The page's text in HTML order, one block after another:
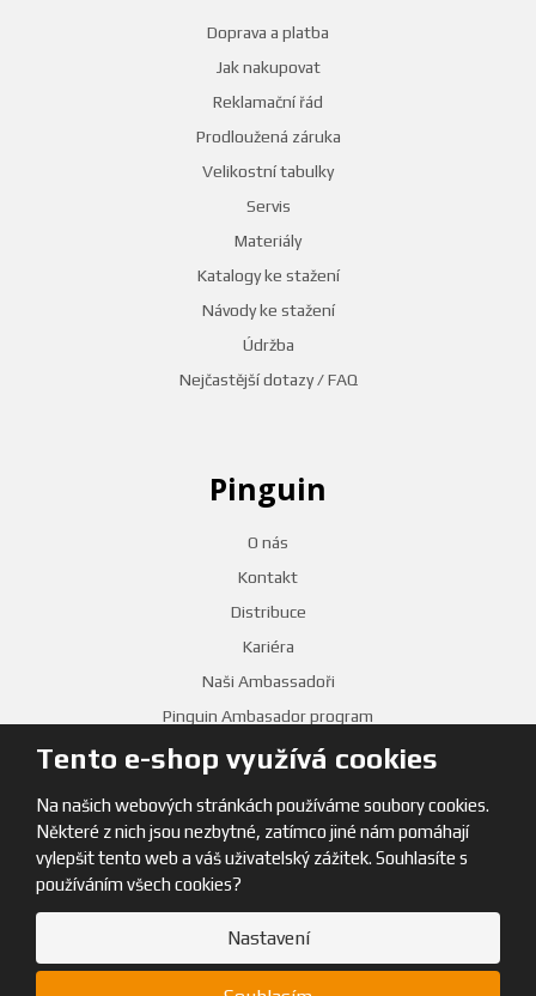
Tento e-shop využívá cookies
Na našich webových stránkách používáme soubory cookies.
Některé z nich jsou nezbytné, zatímco jiné nám pomáhají
vylepšit tento web a váš uživatelský zážitek. Souhlasíte s
používáním všech cookies?
Nastavení
Doprava a platba
Jak nakupovat
Reklamační řád
Prodloužená záruka
Velikostní tabulky
Servis
Materiály
Katalogy ke stažení
Návody ke stažení
Údržba
Nejčastější dotazy / FAQ
Pinguin
O nás
Kontakt
Distribuce
Kariéra
Naši Ambassadoři
Pinguin Ambasador program
© 2026, Pinguin